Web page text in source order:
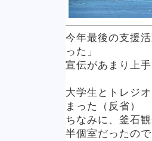
今年最後の支援
った」
宣伝があまり上
大学生とトレジ
まった（反省）
ちなみに、釜石
半個室だったの